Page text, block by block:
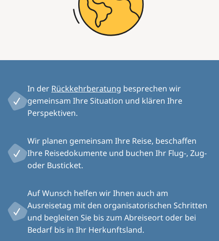
In der Rückkehrberatung besprechen wir
gemeinsam Ihre Situation und klären Ihre
Perspektiven.
Wir planen gemeinsam Ihre Reise, beschaffen
Ihre Reisedokumente und buchen Ihr Flug-, Zug-
oder Busticket.
Auf Wunsch helfen wir Ihnen auch am
Ausreisetag mit den organisatorischen Schritten
und begleiten Sie bis zum Abreiseort oder bei
Bedarf bis in Ihr Herkunftsland.